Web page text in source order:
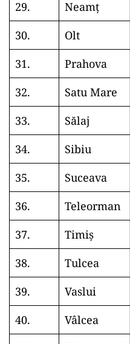
29. Neamț
30.
Olt
31.
Prahova
32.
Satu Mare
33.
Sălaj
34.
Sibiu
35.
Suceava
36.
Teleorman
37.
Timiș
38.
Tulcea
39.
Vaslui
40.
Vâlcea